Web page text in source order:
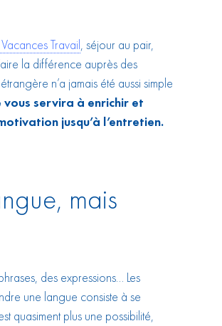
Travail, séjour au pair,
la différence auprès des
n’a jamais été aussi simple
servira à enrichir et
jusqu’à l’entretien.
mais
des expressions… Les
une langue consiste à se
quasiment plus une possibilité,